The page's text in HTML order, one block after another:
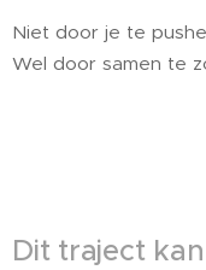
Niet door je te
Wel door samen te
Dit traject